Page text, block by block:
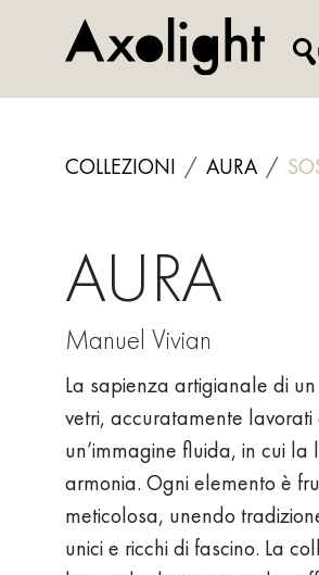
COLLEZIONI AURA
AURA
Manuel Vivian
La sapienza artigianale di
vetri, accuratamente
un’immagine fluida, in cui
armonia. Ogni elemento è
meticolosa, unendo
unici e ricchi di fascino. La